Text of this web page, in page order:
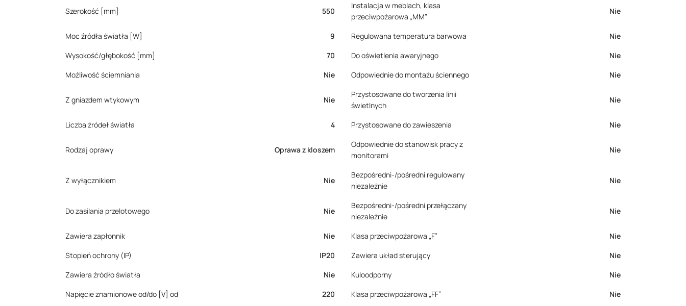
Szerokość [mm] 550
Instalacja w meblach, klasa
przeciwpożarowa „MM”
Nie
Moc źródła światła [W] 9 Regulowana temperatura barwowa
Nie
Wysokość/głębokość [mm]
70 Do oświetlenia awaryjnego
Nie
Możliwość ściemniania
Nie Odpowiednie do montażu ściennego Nie
Z gniazdem wtykowym Nie
Przystosowane do tworzenia linii
świetlnych
Nie
Liczba źródeł światła 4 Przystosowane do zawieszenia Nie
Rodzaj oprawy Oprawa z kloszem
Odpowiednie do stanowisk pracy z
monitorami
Nie
Z wyłącznikiem Nie
Bezpośredni-/pośredni regulowany
niezależnie
Nie
Do zasilania przelotowego Nie
Bezpośredni-/pośredni przełączany
niezależnie
Nie
Zawiera zapłonnik Nie Klasa przeciwpożarowa „F”
Nie
Stopień ochrony (IP)
IP20 Zawiera układ sterujący
Nie
Zawiera źródło światła
Nie Kuloodporny
Nie
Napięcie znamionowe od/do [V] od
220 Klasa przeciwpożarowa „FF”
Nie